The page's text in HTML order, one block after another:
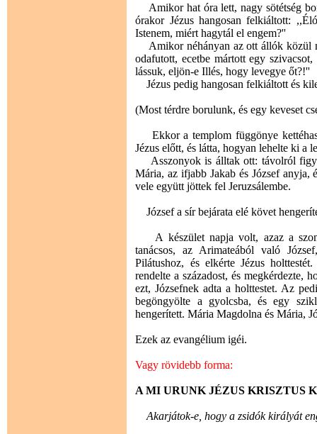
Amikor hat óra lett, nagy sötétség
órakor Jézus hangosan felkiáltott:
Istenem, miért hagytál el engem?''
Amikor néhányan az ott állók közül
odafutott, ecetbe mártott egy
lássuk, eljön-e Illés, hogy levegye őt?!''
Jézus pedig hangosan felkiáltott és
(Most térdre borulunk, és egy keveset
Ekkor a templom függönye
Jézus előtt, és látta, hogyan lehelte ki a
Asszonyok is álltak ott: távolról
Mária, az ifjabb Jakab és József
vele együtt jöttek fel Jeruzsálembe.
József a sír bejárata elé követ
A készület napja volt, azaz a
tanácsos, az Arimateából való
Pilátushoz, és elkérte Jézus
rendelte a századost, és megkérdezte,
ezt, Józsefnek adta a holttestet. Az
begöngyölte a gyolcsba, és egy
hengerített. Mária Magdolna és Mária,
Ezek az evangélium igéi.
Vagy rövidebb forma:
A MI URUNK JÉZUS KRISZTUS
Akarjátok-e, hogy a zsidók királyát